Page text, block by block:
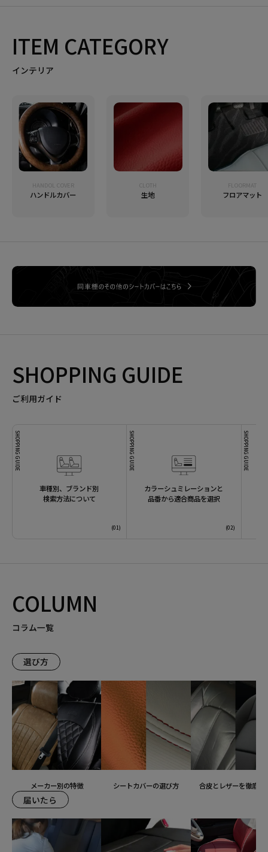
ITEM CATEGORY
インテリア
HANDOL COVER
ハンドルカバー
CLOTH
生地
FLOORMAT
フロアマット
SHOPPING GUIDE
ご利用ガイド
SHOPPING GUIDE
車種別、ブランド別
検索方法について
SHOPPING GUIDE
カラーシュミレーションと
品番から適合商品を選択
SHOPPING GUIDE
COLUMN
コラム一覧
選び方
メーカー別の特徴 シートカバーの選び方 合皮とレザーを徹底比
届いたら